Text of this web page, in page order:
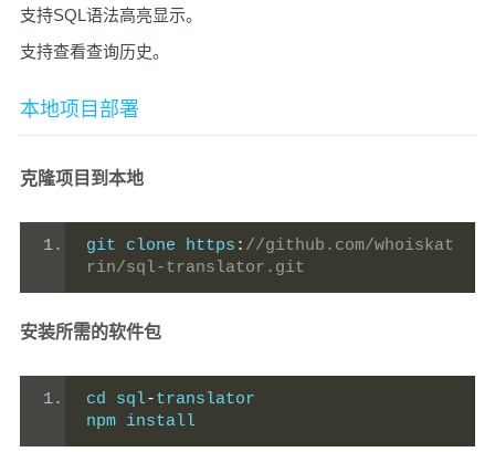
支持SQL语法高亮显示。
支持查看查询历史。
本地项目部署
克隆项目到本地
git clone https : //github.com/whoiskat
rin/sql-translator.git
安装所需的软件包
cd sql-translator
npm install